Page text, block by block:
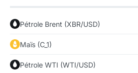
Pétrole Brent (XBR/USD)
Maïs (C_1)
Pétrole WTI (WTI/USD)